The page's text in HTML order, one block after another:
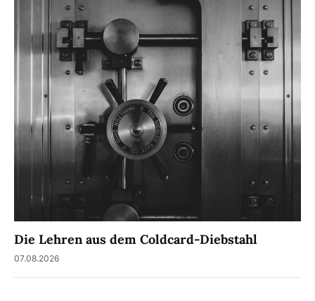
Die Lehren aus dem Coldcard-Diebstahl
07.08.2026